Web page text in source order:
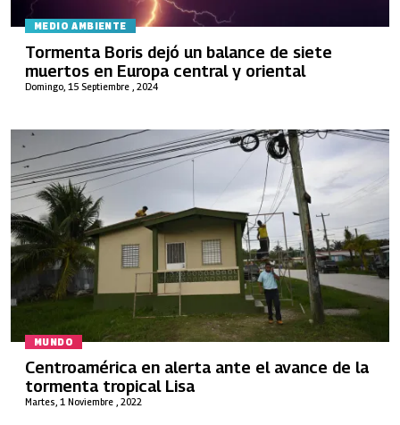
MEDIO AMBIENTE
Domingo, 15 Septiembre , 2024
Tormenta Boris dejó un balance de siete
muertos en Europa central y oriental
MUNDO
Martes, 1 Noviembre , 2022
Centroamérica en alerta ante el avance de la
tormenta tropical Lisa